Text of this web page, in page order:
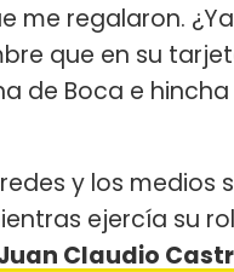
me regalaron.
que en su
de Boca e hincha
y los medios
ejercía su
Claudio